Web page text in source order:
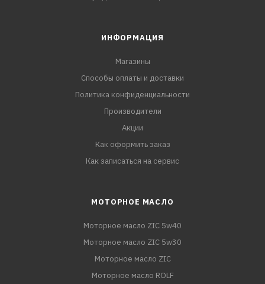
ИНФОРМАЦИЯ
Магазины
Способы оплаты и доставки
Политика конфиденциальности
Производители
Акции
Как оформить заказ
Как записаться на сервис
МОТОРНОЕ МАСЛО
Моторное масло ZIC 5w40
Моторное масло ZIC 5w30
Моторное масло ZIC
Моторное масло ROLF